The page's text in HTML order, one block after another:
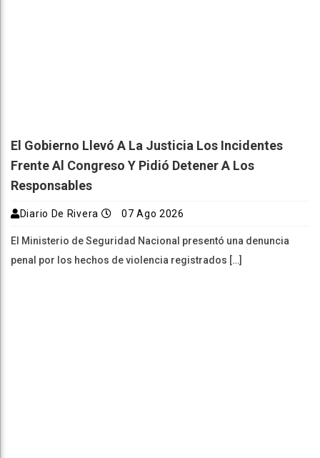
El Gobierno Llevó A La Justicia Los Incidentes
Frente Al Congreso Y Pidió Detener A Los
Responsables
Diario De Rivera 07 Ago 2026
El Ministerio de Seguridad Nacional presentó una denuncia
penal por los hechos de violencia registrados […]